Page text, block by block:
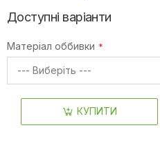
Доступні варіанти
Матеріал оббивки
КУПИТИ